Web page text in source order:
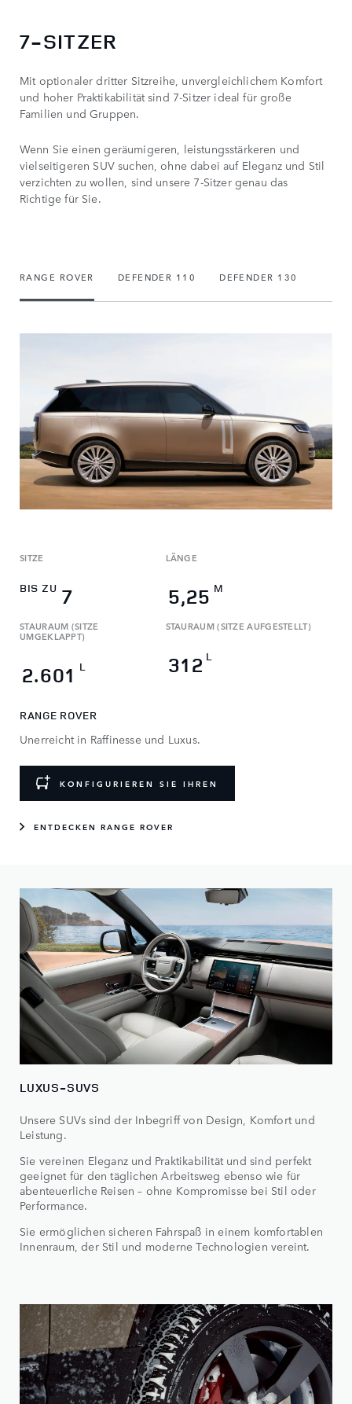
7-SITZER
Mit optionaler dritter Sitzreihe, unvergleichlichem Komfort
und hoher Praktikabilität sind 7-Sitzer ideal für große
Familien und Gruppen.
Wenn Sie einen geräumigeren, leistungsstärkeren und
vielseitigeren SUV suchen, ohne dabei auf Eleganz und Stil
verzichten zu wollen, sind unsere 7-Sitzer genau das
Richtige für Sie.
RANGE ROVER DEFENDER 110 DEFENDER 130
SITZE
BIS ZU 7
LÄNGE
5,25 M
STAURAUM (SITZE
UMGEKLAPPT)
2.601 L
STAURAUM (SITZE AUFGESTELLT)
312 L
RANGE ROVER
Unerreicht in Raffinesse und Luxus.
KONFIGURIEREN SIE IHREN
ENTDECKEN RANGE ROVER
LUXUS-SUVS
Unsere SUVs sind der Inbegriff von Design, Komfort und
Leistung.
Sie vereinen Eleganz und Praktikabilität und sind perfekt
geeignet für den täglichen Arbeitsweg ebenso wie für
abenteuerliche Reisen – ohne Kompromisse bei Stil oder
Performance.
Sie ermöglichen sicheren Fahrspaß in einem komfortablen
Innenraum, der Stil und moderne Technologien vereint.